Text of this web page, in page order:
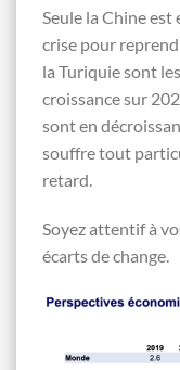
Seule la Chine
crise pour
la Turiquie sont
croissance sur
sont en
souffre tout
retard.
Soyez attentif à
écarts de change.